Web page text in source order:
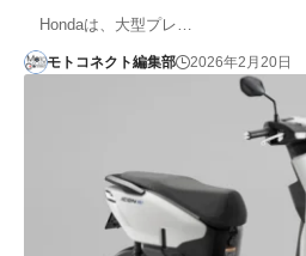
Hondaは、大型プレ…
モトコネクト編集部 2026年2月20日